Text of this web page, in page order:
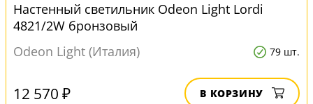
Настенный светильник Odeon Light Lordi
4821/2W бронзовый
Odeon Light (Италия)
79 шт.
12 570 ₽ В КОРЗИНУ